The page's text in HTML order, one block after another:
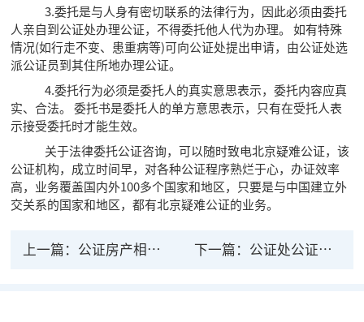
3.委托是与人身有密切联系的法律行为，因此必须由委托
人亲自到公证处办理公证，不得委托他人代为办理。 如有特殊
情况(如行走不变、患重病等)可向公证处提出申请，由公证处选
派公证员到其住所地办理公证。
4.委托行为必须是委托人的真实意思表示，委托内容应真
实、合法。 委托书是委托人的单方意思表示，只有在受托人表
示接受委托时才能生效。
关于法律委托公证咨询，可以随时致电北京疑难公证，该
公证机构，成立时间早，对各种公证程序熟烂于心，办证效率
高，业务覆盖国内外100多个国家和地区，只要是与中国建立外
交关系的国家和地区，都有北京疑难公证的业务。
上一篇： 公证房产相关法律效力有哪些？ 下一篇： 公证处公证有法律效力吗？公证处的公证流程